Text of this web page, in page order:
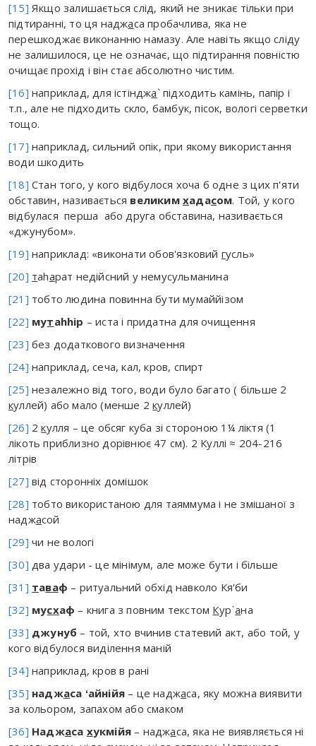
[15] Якщо залишається слід, який не зникає тільки при
підтиранні, то ця наджаса пробачлива, яка не
перешкоджає виконанню намазу. Але навіть якщо сліду
не залишилося, це не означає, що підтирання повністю
очищає прохід і він стає абсолютно чистим.
[16] наприклад, для істінджа` підходить камінь, папір і
т.п., але не підходить скло, бамбук, пісок, вологі серветки
тощо.
[17] наприклад, сильний опік, при якому використання
води шкодить
[18] Стан того, у кого відбулося хоча б одне з цих п'яти
обставин, називається великимхадасом. Той, у кого
відбулася перша або друга обставина, називається
«джунубом».
[19] наприклад: «виконати обов'язковий гусль»
[20] таhарат недійсний у немусульманина
[21] тобто людина повинна бути мумаййізом
[22] мутаhhір – иста і придатна для очищення
[23] без додаткового визначення
[24] наприклад, сеча, кал, кров, спирт
[25] незалежно від того, води було багато ( більше 2
куллей) або мало (менше 2куллей)
[26] 2кулля – це обсяг куба зі стороною 1¼ ліктя (1
лікоть приблизно дорівнює 47 см). 2 Куллі ≈ 204-216
літрів
[27] від сторонніх домішок
[28] тобто використаною для таяммума і не змішаної з
наджасой
[29] чи не вологі
[30] два удари - це мінімум, але може бути і більше
[31] таваф – ритуальний обхід навколо Кя'би
[32] мусхаф – книга з повним текстом Кур`ана
[33] джунуб – той, хто вчинив статевий акт, або той, у
кого відбулося виділення маній
[34] наприклад, кров в рані
[35] наджаса ʻайнійя – це наджаса, яку можна виявити
за кольором, запахом або смаком
[36] Наджаса хукмійя – наджаса, яка не виявляється ні